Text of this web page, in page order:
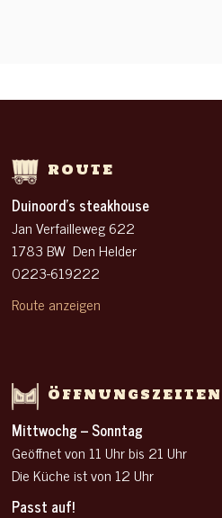
ROUTE
Duinoord’s steakhouse
Jan Verfailleweg 622
1783 BW Den Helder
0223-619222
Route anzeigen
ÖFFNUNGSZEITEN
Mittwochg – Sonntag
Geöffnet von 11 Uhrbis 21 Uhr
Die Küche ist von 12 Uhr
Passt auf!